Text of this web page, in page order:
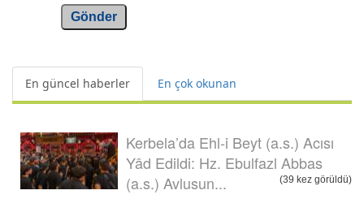
Gönder
En güncel haberler En çok okunan
Kerbela’da Ehl-i Beyt (a.s.) Acısı
Yâd Edildi: Hz. Ebulfazl Abbas
(a.s.) Avlusun...
(39 kez görüldü)